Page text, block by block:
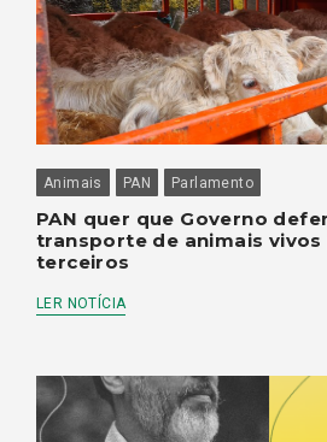
Animais PAN Parlamento
PAN quer que Governo
transporte de animais vivos
terceiros
LER NOTÍCIA